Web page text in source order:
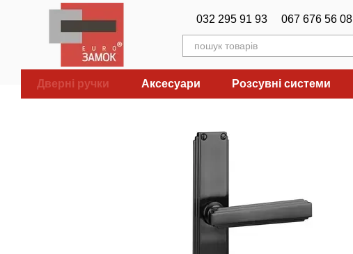
Перейти до основного контенту
032 295 91 93 067 676 56 08
Дверні ручки Аксесуари Розсувні системи